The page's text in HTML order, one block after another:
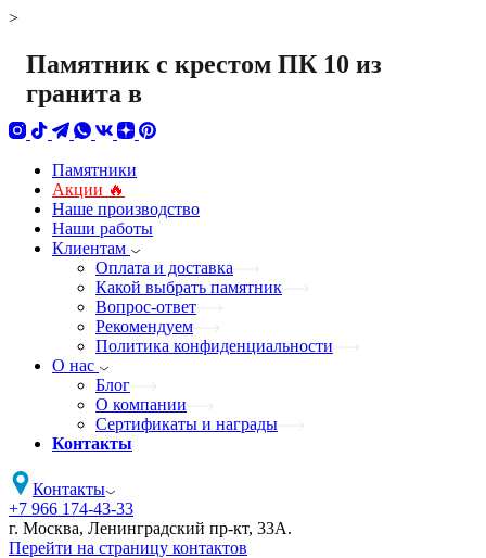
>
Памятник с крестом ПК 10 из
гранита в
Памятники
Акции 🔥
Наше производство
Наши работы
Клиентам
Оплата и доставка
Какой выбрать памятник
Вопрос-ответ
Рекомендуем
Политика конфиденциальности
О нас
Блог
О компании
Сертификаты и награды
Контакты
Контакты
+7 966 174-43-33
г. Москва, Ленинградский пр-кт, 33А.
Перейти на страницу контактов